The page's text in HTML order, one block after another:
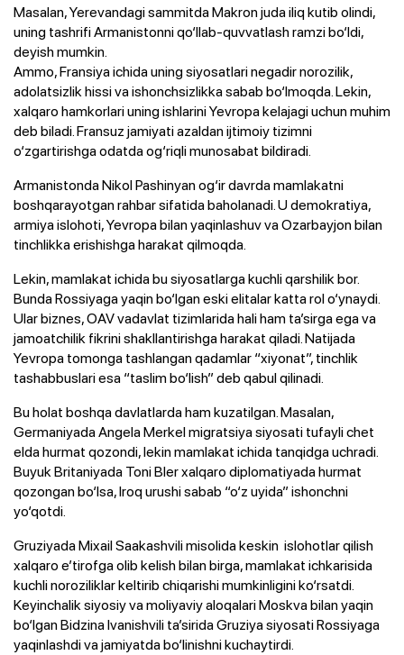
Masalan, Yerevandagi sammitda Makron juda iliq kutib olindi,
uning tashrifi Armanistonni qo‘llab-quvvatlash ramzi bo‘ldi,
deyish mumkin.
Ammo, Fransiya ichida uning siyosatlari negadir norozilik,
adolatsizlik hissi va ishonchsizlikka sabab bo‘lmoqda. Lekin,
xalqaro hamkorlari uning ishlarini Yevropa kelajagi uchun muhim
deb biladi. Fransuz jamiyati azaldan ijtimoiy tizimni
o‘zgartirishga odatda og‘riqli munosabat bildiradi.
Armanistonda Nikol Pashinyan og‘ir davrda mamlakatni
boshqarayotgan rahbar sifatida baholanadi. U demokratiya,
armiya islohoti, Yevropa bilan yaqinlashuv va Ozarbayjon bilan
tinchlikka erishishga harakat qilmoqda.
Lekin, mamlakat ichida bu siyosatlarga kuchli qarshilik bor.
Bunda Rossiyaga yaqin bo‘lgan eski elitalar katta rol o‘ynaydi.
Ular biznes, OAV vadavlat tizimlarida hali ham ta’sirga ega va
jamoatchilik fikrini shakllantirishga harakat qiladi. Natijada
Yevropa tomonga tashlangan qadamlar “xiyonat”, tinchlik
tashabbuslari esa “taslim bo‘lish” deb qabul qilinadi.
Bu holat boshqa davlatlarda ham kuzatilgan. Masalan,
Germaniyada Angela Merkel migratsiya siyosati tufayli chet
elda hurmat qozondi, lekin mamlakat ichida tanqidga uchradi.
Buyuk Britaniyada Toni Bler xalqaro diplomatiyada hurmat
qozongan bo‘lsa, Iroq urushi sabab “o‘z uyida” ishonchni
yo‘qotdi.
Gruziyada Mixail Saakashvili misolida keskin islohotlar qilish
xalqaro e’tirofga olib kelish bilan birga, mamlakat ichkarisida
kuchli noroziliklar keltirib chiqarishi mumkinligini ko‘rsatdi.
Keyinchalik siyosiy va moliyaviy aloqalari Moskva bilan yaqin
bo‘lgan Bidzina Ivanishvili ta’sirida Gruziya siyosati Rossiyaga
yaqinlashdi va jamiyatda bo‘linishni kuchaytirdi.